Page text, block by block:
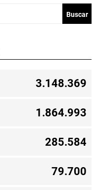
3.148.369
1.864.993
285.584
79.700